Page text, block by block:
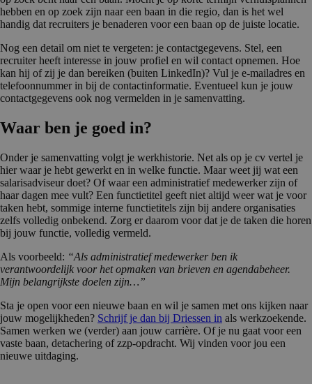
hebben en op zoek zijn naar een baan in die regio, dan is het wel
handig dat recruiters je benaderen voor een baan op de juiste locatie.
Nog een detail om niet te vergeten: je contactgegevens. Stel, een
recruiter heeft interesse in jouw profiel en wil contact opnemen. Hoe
kan hij of zij je dan bereiken (buiten LinkedIn)? Vul je e-mailadres en
telefoonnummer in bij de contactinformatie. Eventueel kun je jouw
contactgegevens ook nog vermelden in je samenvatting.
Waar ben je goed in?
Onder je samenvatting volgt je werkhistorie. Net als op je cv vertel je
hier waar je hebt gewerkt en in welke functie. Maar weet jij wat een
salarisadviseur doet? Of waar een administratief medewerker zijn of
haar dagen mee vult? Een functietitel geeft niet altijd weer wat je voor
taken hebt, sommige interne functietitels zijn bij andere organisaties
zelfs volledig onbekend. Zorg er daarom voor dat je de taken die horen
bij jouw functie, volledig vermeld.
Als voorbeeld: “Als administratief medewerker ben ik
verantwoordelijk voor het opmaken van brieven en agendabeheer.
Mijn belangrijkste doelen zijn…”
Sta je open voor een nieuwe baan en wil je samen met ons kijken naar
jouw mogelijkheden? Schrijf je dan bij Driessen in als werkzoekende.
Samen werken we (verder) aan jouw carrière. Of je nu gaat voor een
vaste baan, detachering of zzp-opdracht. Wij vinden voor jou een
nieuwe uitdaging.